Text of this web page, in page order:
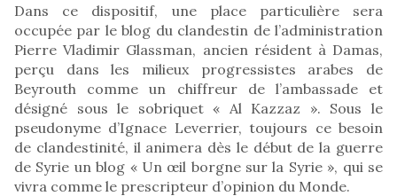
Dans ce dispositif, une place particulière sera
occupée par le blog du clandestin de l’administration
Pierre Vladimir Glassman, ancien résident à Damas,
perçu dans les milieux progressistes arabes de
Beyrouth comme un chiffreur de l’ambassade et
désigné sous le sobriquet « Al Kazzaz ». Sous le
pseudonyme d’Ignace Leverrier, toujours ce besoin
de clandestinité, il animera dès le début de la guerre
de Syrie un blog « Un œil borgne sur la Syrie », qui se
vivra comme le prescripteur d’opinion du Monde.